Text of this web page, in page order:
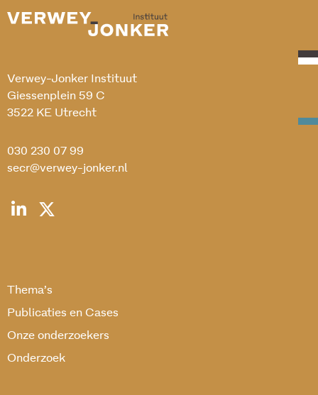
Verwey-Jonker Instituut
Giessenplein 59 C
3522 KE Utrecht
030 230 07 99
secr@verwey-jonker.nl
Thema’s
Publicaties en Cases
Onze onderzoekers
Onderzoek